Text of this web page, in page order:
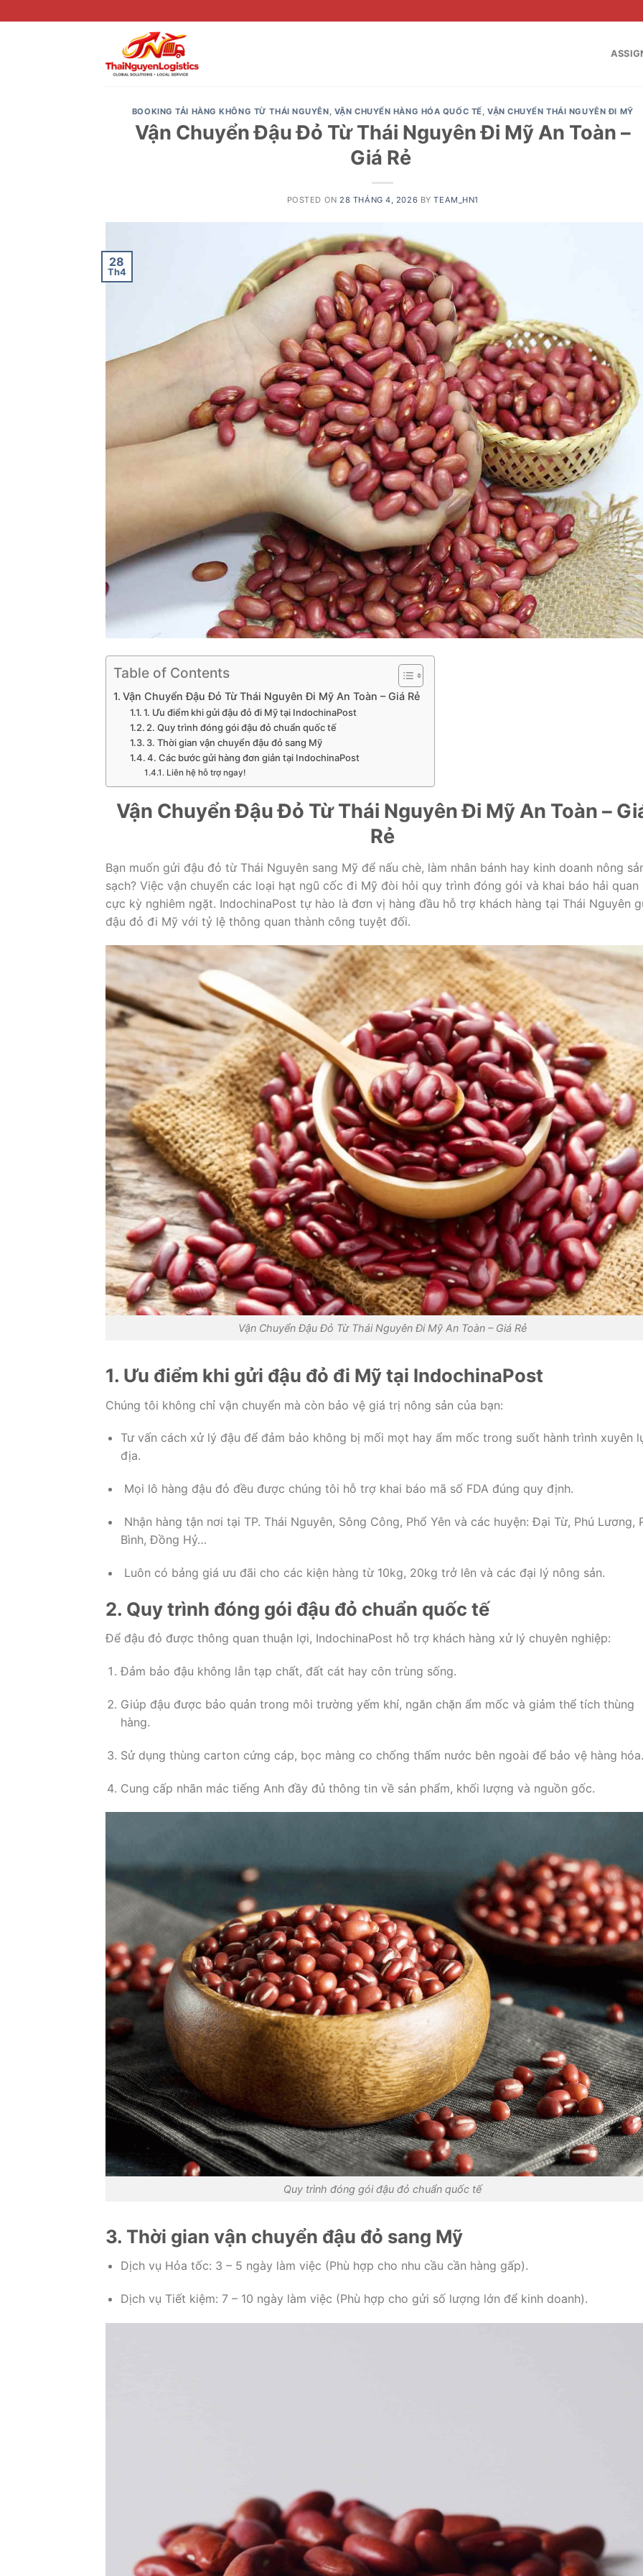
to
BOOKING TẢI HÀNG KHÔNG TỪ THÁI NGUYÊN, VẬN CHUYỂN HÀNG HÓA QUỐC TẾ, VẬN CHUYỂN THÁI NGUYÊN ĐI MỸ
Vận Chuyển Đậu Đỏ Từ Thái Nguyên Đi Mỹ An Toàn –
Giá Rẻ
POSTED ON 28 THÁNG 4, 2026 BYTEAM_HN1
28
Th4
Table of Contents
Vận Chuyển Đậu Đỏ Từ Thái Nguyên Đi Mỹ An Toàn – Giá Rẻ
1. Ưu điểm khi gửi đậu đỏ đi Mỹ tại IndochinaPost
2. Quy trình đóng gói đậu đỏ chuẩn quốc tế
3. Thời gian vận chuyển đậu đỏ sang Mỹ
4. Các bước gửi hàng đơn giản tại IndochinaPost
Liên hệ hỗ trợ ngay!
Vận Chuyển Đậu Đỏ Từ Thái Nguyên Đi Mỹ An Toàn –
Rẻ
Bạn muốn gửi đậu đỏ từ Thái Nguyên sang Mỹ để nấu chè, làm nhân bánh hay kinh doanh nông
sạch? Việc vận chuyển các loại hạt ngũ cốc đi Mỹ đòi hỏi quy trình đóng gói và khai báo hải quan
cực kỳ nghiêm ngặt. IndochinaPost tự hào là đơn vị hàng đầu hỗ trợ khách hàng tại Thái Nguyên
đậu đỏ đi Mỹ với tỷ lệ thông quan thành công tuyệt đối.
Vận Chuyển Đậu Đỏ Từ Thái Nguyên Đi Mỹ An Toàn – Giá Rẻ
1. Ưu điểm khi gửi đậu đỏ đi Mỹ tại IndochinaPost
Chúng tôi không chỉ vận chuyển mà còn bảo vệ giá trị nông sản của bạn:
Tư vấn cách xử lý đậu để đảm bảo không bị mối mọt hay ẩm mốc trong suốt hành trình xuyên
địa.
Mọi lô hàng đậu đỏ đều được chúng tôi hỗ trợ khai báo mã số FDA đúng quy định.
Nhận hàng tận nơi tại TP. Thái Nguyên, Sông Công, Phổ Yên và các huyện: Đại Từ, Phú Lương,
Bình, Đồng Hỷ…
Luôn có bảng giá ưu đãi cho các kiện hàng từ 10kg, 20kg trở lên và các đại lý nông sản.
2. Quy trình đóng gói đậu đỏ chuẩn quốc tế
Để đậu đỏ được thông quan thuận lợi, IndochinaPost hỗ trợ khách hàng xử lý chuyên nghiệp:
Đảm bảo đậu không lẫn tạp chất, đất cát hay côn trùng sống.
Giúp đậu được bảo quản trong môi trường yếm khí, ngăn chặn ẩm mốc và giảm thể tích thùng
hàng.
Sử dụng thùng carton cứng cáp, bọc màng co chống thấm nước bên ngoài để bảo vệ hàng hóa.
Cung cấp nhãn mác tiếng Anh đầy đủ thông tin về sản phẩm, khối lượng và nguồn gốc.
Quy trình đóng gói đậu đỏ chuẩn quốc tế
3. Thời gian vận chuyển đậu đỏ sang Mỹ
Dịch vụ Hỏa tốc: 3 – 5 ngày làm việc (Phù hợp cho nhu cầu cần hàng gấp).
Dịch vụ Tiết kiệm: 7 – 10 ngày làm việc (Phù hợp cho gửi số lượng lớn để kinh doanh).